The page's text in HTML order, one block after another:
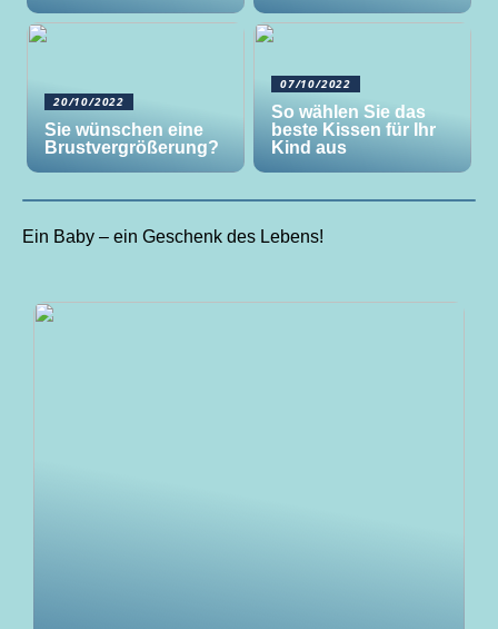
20/10/2022
Sie wünschen eine
Brustvergrößerung?
07/10/2022
So wählen Sie das
beste Kissen für Ihr
Kind aus
Ein Baby – ein Geschenk des Lebens!